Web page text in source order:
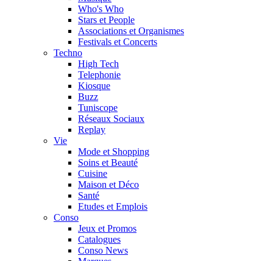
Who's Who
Stars et People
Associations et Organismes
Festivals et Concerts
Techno
High Tech
Telephonie
Kiosque
Buzz
Tuniscope
Réseaux Sociaux
Replay
Vie
Mode et Shopping
Soins et Beauté
Cuisine
Maison et Déco
Santé
Etudes et Emplois
Conso
Jeux et Promos
Catalogues
Conso News